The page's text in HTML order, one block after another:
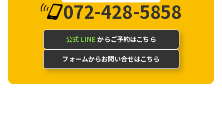
072-428-5858
公式 LINE からご予約はこちら
フォームからお問い合せはこちら